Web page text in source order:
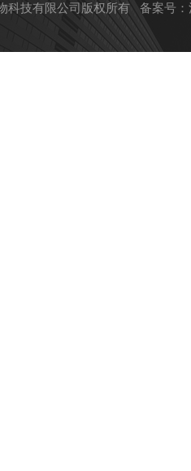
科技有限公司版权所有 备案号：